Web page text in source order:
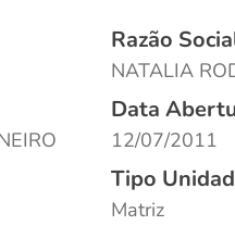
Razão
NATALIA
Data
12/07/2011
Tipo
Matriz